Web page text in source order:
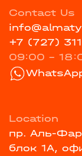
Contact Us
+7 (727)
09:00 -
Location
пр. Аль-
блок 1А,